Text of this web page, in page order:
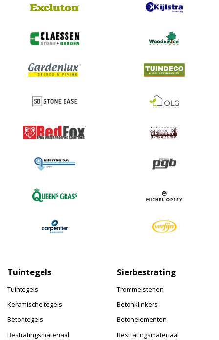
Tuintegels
Tuintegels
Keramische tegels
Betontegels
Bestratingsmateriaal
Sierbestrating
Trommelstenen
Betonklinkers
Betonelementen
Bestratingsmateriaal